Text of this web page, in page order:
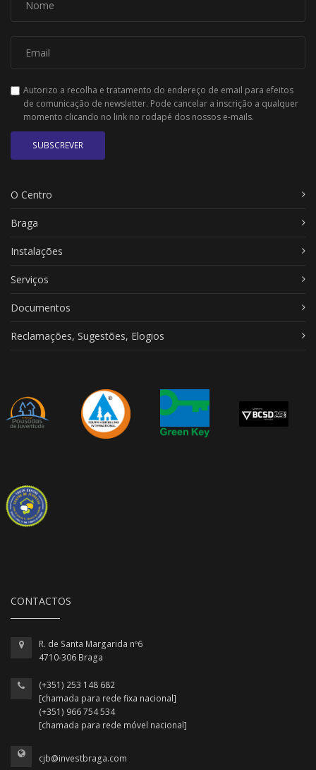
Autorizo a recolha e tratamento do endereço de email para efeitos
de comunicação de newsletter. Pode cancelar a inscrição a qualquer
momento clicando no link no rodapé dos nossos e-mails.
SUBSCREVER
O Centro
Braga
Instalações
Serviços
Documentos
Reclamações, Sugestões, Elogios
CONTACTOS
R. de Santa Margarida nº6
4710-306 Braga
(+351) 253 148 682
[chamada para rede fixa nacional]
(+351) 966 754 534
[chamada para rede móvel nacional]
cjb@investbraga.com